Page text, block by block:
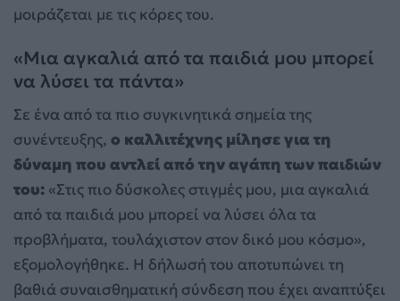
μοιράζεται με τις κόρες του.
«Μια αγκαλιά από τα παιδιά μου μπορεί
να λύσει τα πάντα»
Σε ένα από τα πιο συγκινητικά σημεία της
συνέντευξης, ο καλλιτέχνης μίλησε για τη
δύναμη που αντλεί από την αγάπη των παιδιών
του: «Στις πιο δύσκολες στιγμές μου, μια αγκαλιά
από τα παιδιά μου μπορεί να λύσει όλα τα
προβλήματα, τουλάχιστον στον δικό μου κόσμο»,
εξομολογήθηκε. Η δήλωσή του αποτυπώνει τη
βαθιά συναισθηματική σύνδεση που έχει αναπτύξει